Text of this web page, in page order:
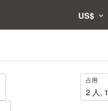
US$
占
用
占用
2 人, 1